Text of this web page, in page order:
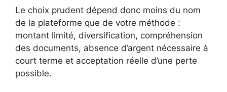
Le choix prudent dépend donc moins du nom
de la plateforme que de votre méthode :
montant limité, diversification, compréhension
des documents, absence d’argent nécessaire à
court terme et acceptation réelle d’une perte
possible.